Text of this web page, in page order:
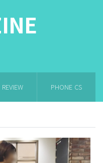
REVIEW PHONE CS